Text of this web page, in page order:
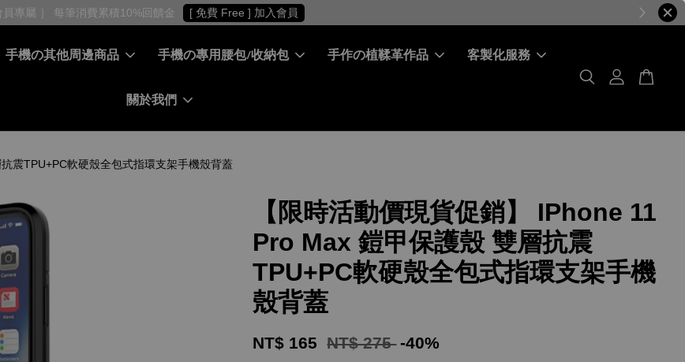
員專屬 ］ 每筆消費累積10%回饋金 [ 免費 Free ] 加入會員
手機の其他周邊商品 手機の專用腰包/收納包 手作の植鞣革作品 客製化服務
關於我們
震TPU+PC軟硬殼全包式指環支架手機殼背蓋
【限時活動價現貨促銷】 IPhone 11
Pro Max 鎧甲保護殼 雙層抗震
TPU+PC軟硬殼全包式指環支架手機
殼背蓋
NT$ 165 NT$ 275 -40%